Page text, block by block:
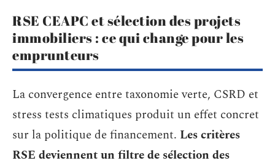
RSE CEAPC et sélection des projets
immobiliers : ce qui change pour les
emprunteurs
La convergence entre taxonomie verte, CSRD et
stress tests climatiques produit un effet concret
sur la politique de financement. Les critères
RSE deviennent un filtre de sélection des